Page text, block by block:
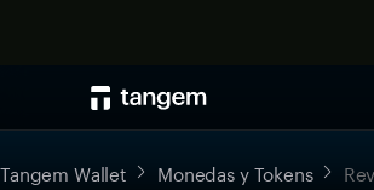
Tangem Wallet Monedas y Tokens